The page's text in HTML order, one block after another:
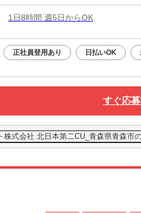
1日8時間 週5日からOK
正社員登用あり 日払いOK
すぐ応
株式会社 北日本第二CU_青森県青森市